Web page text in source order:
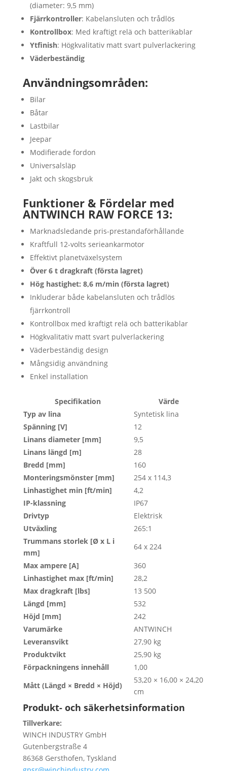
(diameter: 9,5 mm)
Fjärrkontroller: Kabelansluten och trådlös
Kontrollbox: Med kraftigt relä och batterikablar
Ytfinish: Högkvalitativ matt svart pulverlackering
Väderbeständig
Användningsområden:
Bilar
Båtar
Lastbilar
Jeepar
Modifierade fordon
Universalsläp
Jakt och skogsbruk
Funktioner & Fördelar med
ANTWINCH RAW FORCE 13:
Marknadsledande pris-prestandaförhållande
Kraftfull 12-volts serieankarmotor
Effektivt planetväxelsystem
Över 6 t dragkraft (första lagret)
Hög hastighet: 8,6 m/min (första lagret)
Inkluderar både kabelansluten och trådlös
fjärrkontroll
Kontrollbox med kraftigt relä och batterikablar
Högkvalitativ matt svart pulverlackering
Väderbeständig design
Mångsidig användning
Enkel installation
Specifikation
Värde
Typ av lina
Syntetisk lina
Spänning [V]
12
Linans diameter [mm]
9,5
Linans längd [m]
28
Bredd [mm]
160
Monteringsmönster [mm]
254 x 114,3
Linhastighet min [ft/min]
4,2
IP-klassning
IP67
Drivtyp
Elektrisk
Utväxling
265:1
Trummans storlek [Ø x L i
mm]
64 x 224
Max ampere [A]
360
Linhastighet max [ft/min]
28,2
Max dragkraft [lbs]
13 500
Längd [mm]
532
Höjd [mm]
242
Varumärke
ANTWINCH
Leveransvikt
27,90 kg
Produktvikt
25,90 kg
Förpackningens innehåll
1,00
Mått (Längd × Bredd × Höjd)
53,20 × 16,00 × 24,20
cm
Produkt- och säkerhetsinformation
Tillverkare:
WINCH INDUSTRY GmbH
Gutenbergstraße 4
86368 Gersthofen, Tyskland